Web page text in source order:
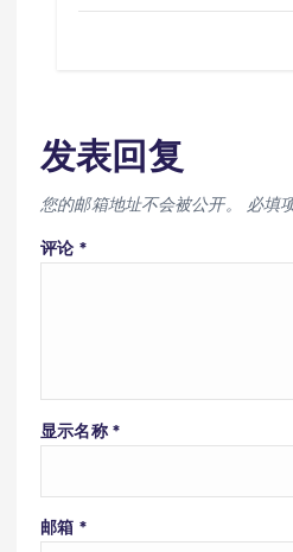
发表回复
您的邮箱地址不会被公开。 必填
评论 *
显示名称 *
邮箱 *